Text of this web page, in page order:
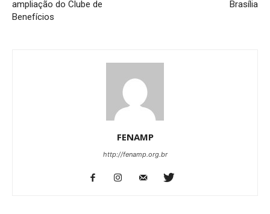
ampliação do Clube de
Benefícios
Brasília
FENAMP
http://fenamp.org.br